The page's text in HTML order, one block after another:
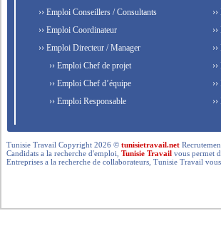
›› Emploi Conseillers / Consultants
›› Emploi Coordinateur
›› Emploi Directeur / Manager
›› Emploi Chef de projet
›› Emploi Chef d’équipe
›› Emploi Responsable
Tunisie Travail Copyright 2026 ©tunisietravail.net
Candidats a la recherche d'emploi,Tunisie Travail vous permet
Entreprises a la recherche de collaborateurs, Tunisie Travail